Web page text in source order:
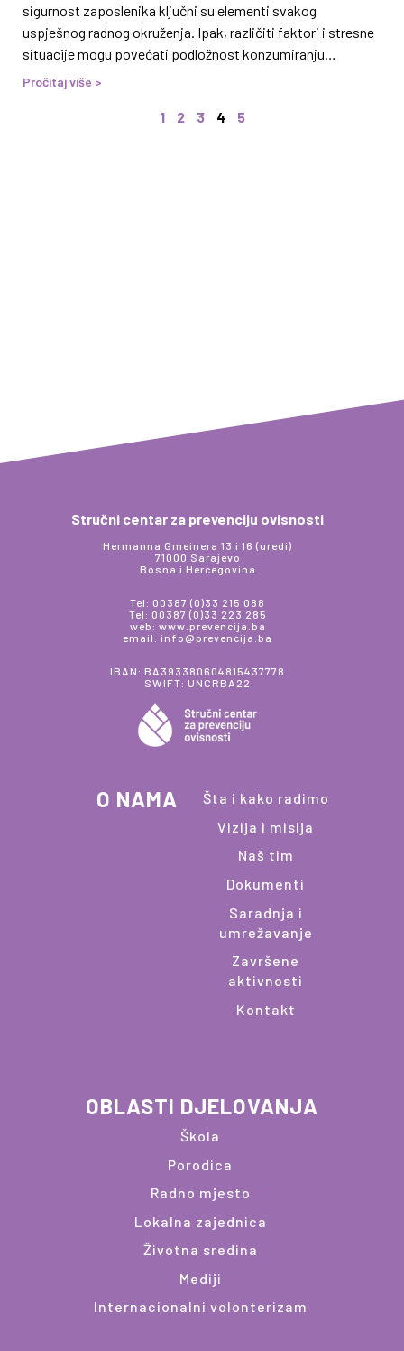
sigurnost zaposlenika ključni su elementi svakog
uspješnog radnog okruženja. Ipak, različiti faktori i stresne
situacije mogu povećati podložnost konzumiranju
psihoaktivnih supstanci (poput alkohola, nikotina, kanabisa
klađenje, pornografija) što se negativno odražava ne samo
Pročitaj više >
1 2 3 4 5
Stručni centar za prevenciju ovisnosti
Hermanna Gmeinera 13 i 16 (uredi)
71000 Sarajevo
Bosna i Hercegovina
Tel: 00387 (0)33 215 088
Tel: 00387 (0)33 223 285
web: www.prevencija.ba
email: info@prevencija.ba
IBAN: BA393380604815437778
SWIFT: UNCRBA22
O NAMA
Šta i kako radimo
Vizija i misija
Naš tim
Dokumenti
Saradnja i
umrežavanje
Završene
aktivnosti
Kontakt
OBLASTI DJELOVANJA
Škola
Porodica
Radno mjesto
Lokalna zajednica
Životna sredina
Mediji
Internacionalni volonterizam